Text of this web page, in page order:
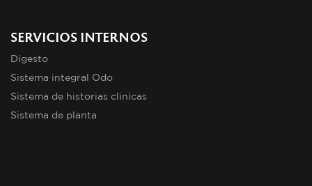
SERVICIOS INTERNOS
Digesto
Sistema integral Odo
Sistema de historias clinicas
Sistema de planta